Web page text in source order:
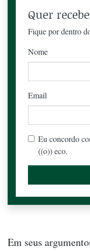
Quer
Fique por dentro
Nome
Email
Eu concordo
((o)) eco.
Em seus